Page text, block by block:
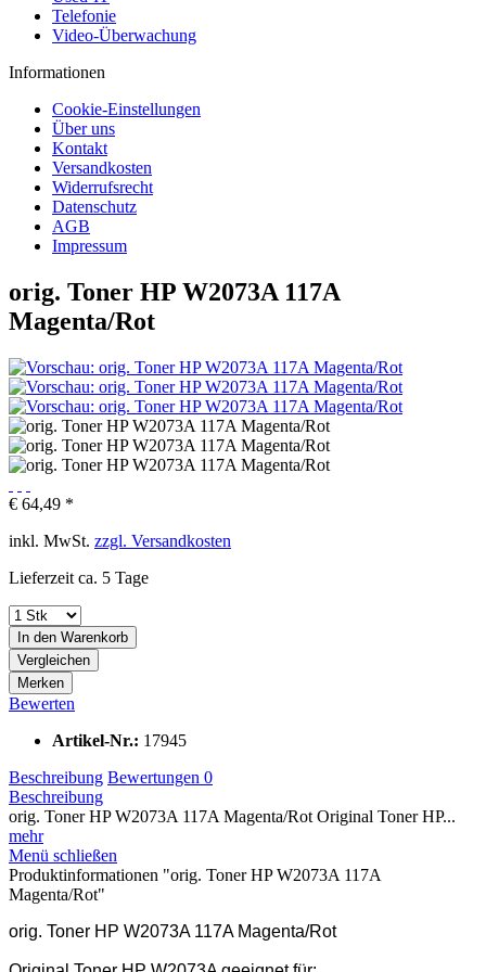
Telefonie
Video-Überwachung
Informationen
Cookie-Einstellungen
Über uns
Kontakt
Versandkosten
Widerrufsrecht
Datenschutz
AGB
Impressum
orig. Toner HP W2073A 117A
Magenta/Rot
€ 64,49 *
inkl. MwSt. zzgl. Versandkosten
Lieferzeit ca. 5 Tage
In den Warenkorb
Vergleichen
Merken
Bewerten
Artikel-Nr.: 17945
Beschreibung Bewertungen 0
Beschreibung
orig. Toner HP W2073A 117A Magenta/Rot Original Toner HP...
mehr
Menü schließen
Produktinformationen "orig. Toner HP W2073A 117A
Magenta/Rot"
orig. Toner HP W2073A 117A Magenta/Rot